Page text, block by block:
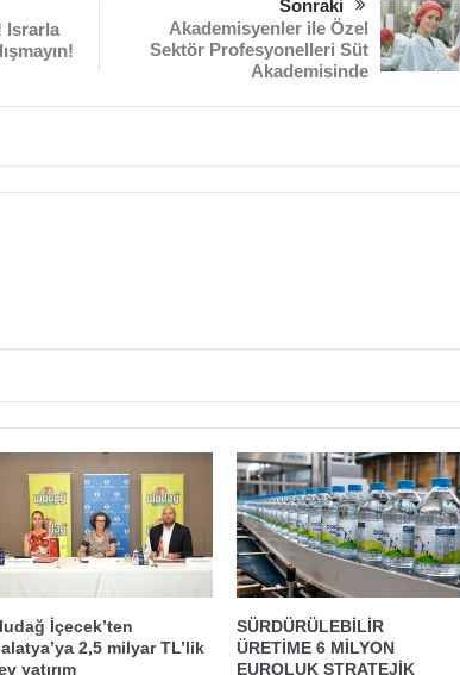
Israrla
Sonraki
Akademisyenler ile Özel
Sektör Profesyonelleri Süt
Akademisinde
İçecek’ten
2,5 milyar TL’lik
yatırım
SÜRDÜRÜLEBİLİR
ÜRETİME 6 MİLYON
EUROLUK STRATEJİK